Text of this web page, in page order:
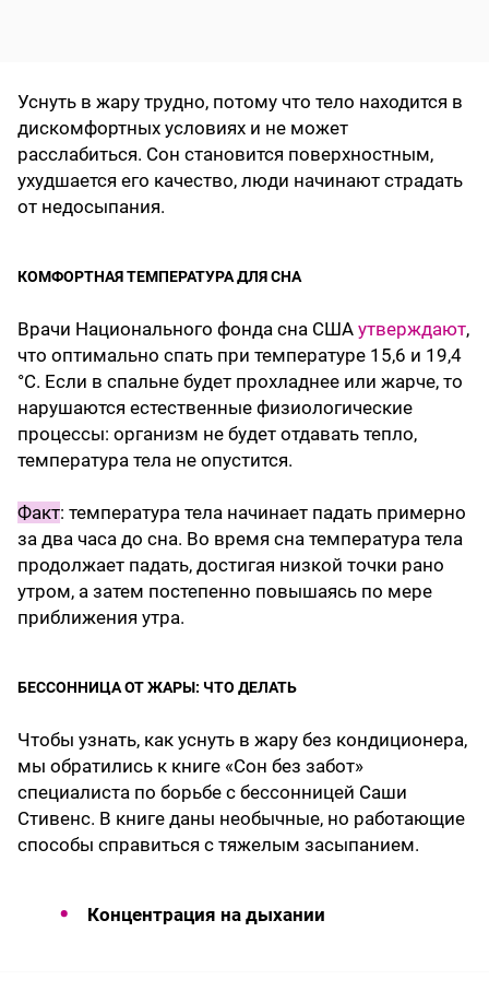
Уснуть в жару трудно, потому что тело находится в
дискомфортных условиях и не может
расслабиться. Сон становится поверхностным,
ухудшается его качество, люди начинают страдать
от недосыпания.
КОМФОРТНАЯ ТЕМПЕРАТУРА ДЛЯ СНА
Врачи Национального фонда сна США утверждают,
что оптимально спать при температуре 15,6 и 19,4
°C. Если в спальне будет прохладнее или жарче, то
нарушаются естественные физиологические
процессы: организм не будет отдавать тепло,
температура тела не опустится.
Факт: температура тела начинает падать примерно
за два часа до сна. Во время сна температура тела
продолжает падать, достигая низкой точки рано
утром, а затем постепенно повышаясь по мере
приближения утра.
БЕССОННИЦА ОТ ЖАРЫ: ЧТО ДЕЛАТЬ
Чтобы узнать, как уснуть в жару без кондиционера,
мы обратились к книге «Сон без забот»
специалиста по борьбе с бессонницей Саши
Стивенс. В книге даны необычные, но работающие
способы справиться с тяжелым засыпанием.
Концентрация на дыхании